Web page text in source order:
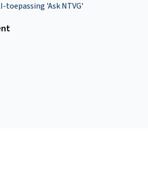
toepassing 'Ask NTVG'